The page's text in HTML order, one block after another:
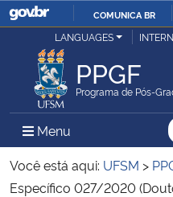
COMUNICA BR
Ministério da Justiça e Segurança
Ministério da Defesa
Ministério das Relações Exteriores
LANGUAGES
PPGF
Programa de Pós-
Menu Menu Principal
Você está aqui: UFSM >
Específico 027/2020